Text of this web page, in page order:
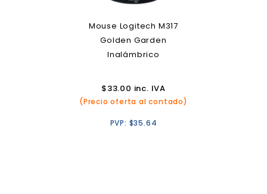
Mouse Logitech M317
Golden Garden
Inalámbrico
$33.00 inc. IVA
(Precio oferta al contado)
PVP: $35.64